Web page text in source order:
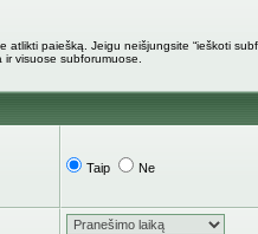
atlikti paiešką. Jeigu neišjungsite “ieškoti
visuose subforumuose.
Taip Ne